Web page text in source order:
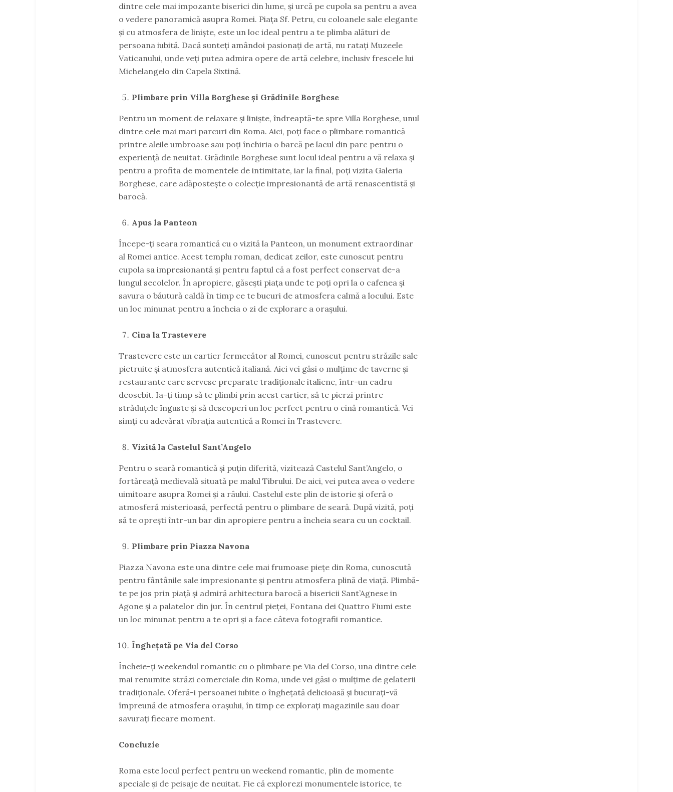
dintre cele mai impozante biserici din lume, și urcă pe cupola sa pentru a avea
o vedere panoramică asupra Romei. Piața Sf. Petru, cu coloanele sale elegante
și cu atmosfera de liniște, este un loc ideal pentru a te plimba alături de
persoana iubită. Dacă sunteți amândoi pasionați de artă, nu ratați Muzeele
Vaticanului, unde veți putea admira opere de artă celebre, inclusiv frescele lui
Michelangelo din Capela Sixtină.
Plimbare prin Villa Borghese și Grădinile Borghese
Pentru un moment de relaxare și liniște, îndreaptă-te spre Villa Borghese, unul
dintre cele mai mari parcuri din Roma. Aici, poți face o plimbare romantică
printre aleile umbroase sau poți închiria o barcă pe lacul din parc pentru o
experiență de neuitat. Grădinile Borghese sunt locul ideal pentru a vă relaxa și
pentru a profita de momentele de intimitate, iar la final, poți vizita Galeria
Borghese, care adăpostește o colecție impresionantă de artă renascentistă și
barocă.
Apus la Panteon
Începe-ți seara romantică cu o vizită la Panteon, un monument extraordinar
al Romei antice. Acest templu roman, dedicat zeilor, este cunoscut pentru
cupola sa impresionantă și pentru faptul că a fost perfect conservat de-a
lungul secolelor. În apropiere, găsești piața unde te poți opri la o cafenea și
savura o băutură caldă în timp ce te bucuri de atmosfera calmă a locului. Este
un loc minunat pentru a încheia o zi de explorare a orașului.
Cina la Trastevere
Trastevere este un cartier fermecător al Romei, cunoscut pentru străzile sale
pietruite și atmosfera autentică italiană. Aici vei găsi o mulțime de taverne și
restaurante care servesc preparate tradiționale italiene, într-un cadru
deosebit. Ia-ți timp să te plimbi prin acest cartier, să te pierzi printre
străduțele înguste și să descoperi un loc perfect pentru o cină romantică. Vei
simți cu adevărat vibrația autentică a Romei în Trastevere.
Vizită la Castelul Sant’Angelo
Pentru o seară romantică și puțin diferită, vizitează Castelul Sant’Angelo, o
fortăreață medievală situată pe malul Tibrului. De aici, vei putea avea o vedere
uimitoare asupra Romei și a râului. Castelul este plin de istorie și oferă o
atmosferă misterioasă, perfectă pentru o plimbare de seară. După vizită, poți
să te oprești într-un bar din apropiere pentru a încheia seara cu un cocktail.
Plimbare prin Piazza Navona
Piazza Navona este una dintre cele mai frumoase piețe din Roma, cunoscută
pentru fântânile sale impresionante și pentru atmosfera plină de viață. Plimbă-
te pe jos prin piață și admiră arhitectura barocă a bisericii Sant’Agnese in
Agone și a palatelor din jur. În centrul pieței, Fontana dei Quattro Fiumi este
un loc minunat pentru a te opri și a face câteva fotografii romantice.
Înghețată pe Via del Corso
Încheie-ți weekendul romantic cu o plimbare pe Via del Corso, una dintre cele
mai renumite străzi comerciale din Roma, unde vei găsi o mulțime de gelaterii
tradiționale. Oferă-i persoanei iubite o înghețată delicioasă și bucurați-vă
împreună de atmosfera orașului, în timp ce explorați magazinile sau doar
savurați fiecare moment.
Concluzie
Roma este locul perfect pentru un weekend romantic, plin de momente
speciale și de peisaje de neuitat. Fie că explorezi monumentele istorice, te